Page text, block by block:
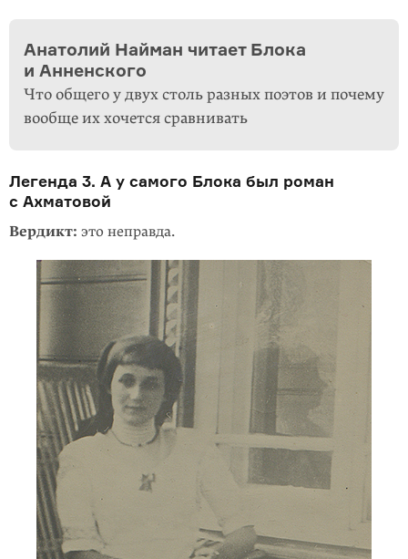
Анатолий Найман читает Блока
и Анненского
Что общего у двух столь разных поэтов и почему
вообще их хочется сравнивать
Легенда 3. А у самого Блока был роман
с Ахматовой
Вердикт: это неправда.